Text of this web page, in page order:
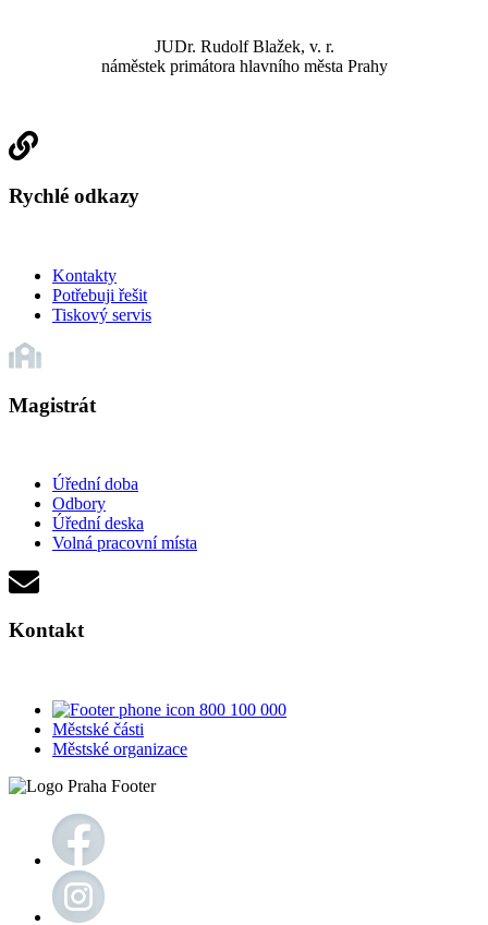
JUDr. Rudolf Blažek, v. r.
náměstek primátora hlavního města Prahy
Rychlé odkazy
Kontakty
Potřebuji řešit
Tiskový servis
Magistrát
Úřední doba
Odbory
Úřední deska
Volná pracovní místa
Kontakt
800 100 000
Městské části
Městské organizace